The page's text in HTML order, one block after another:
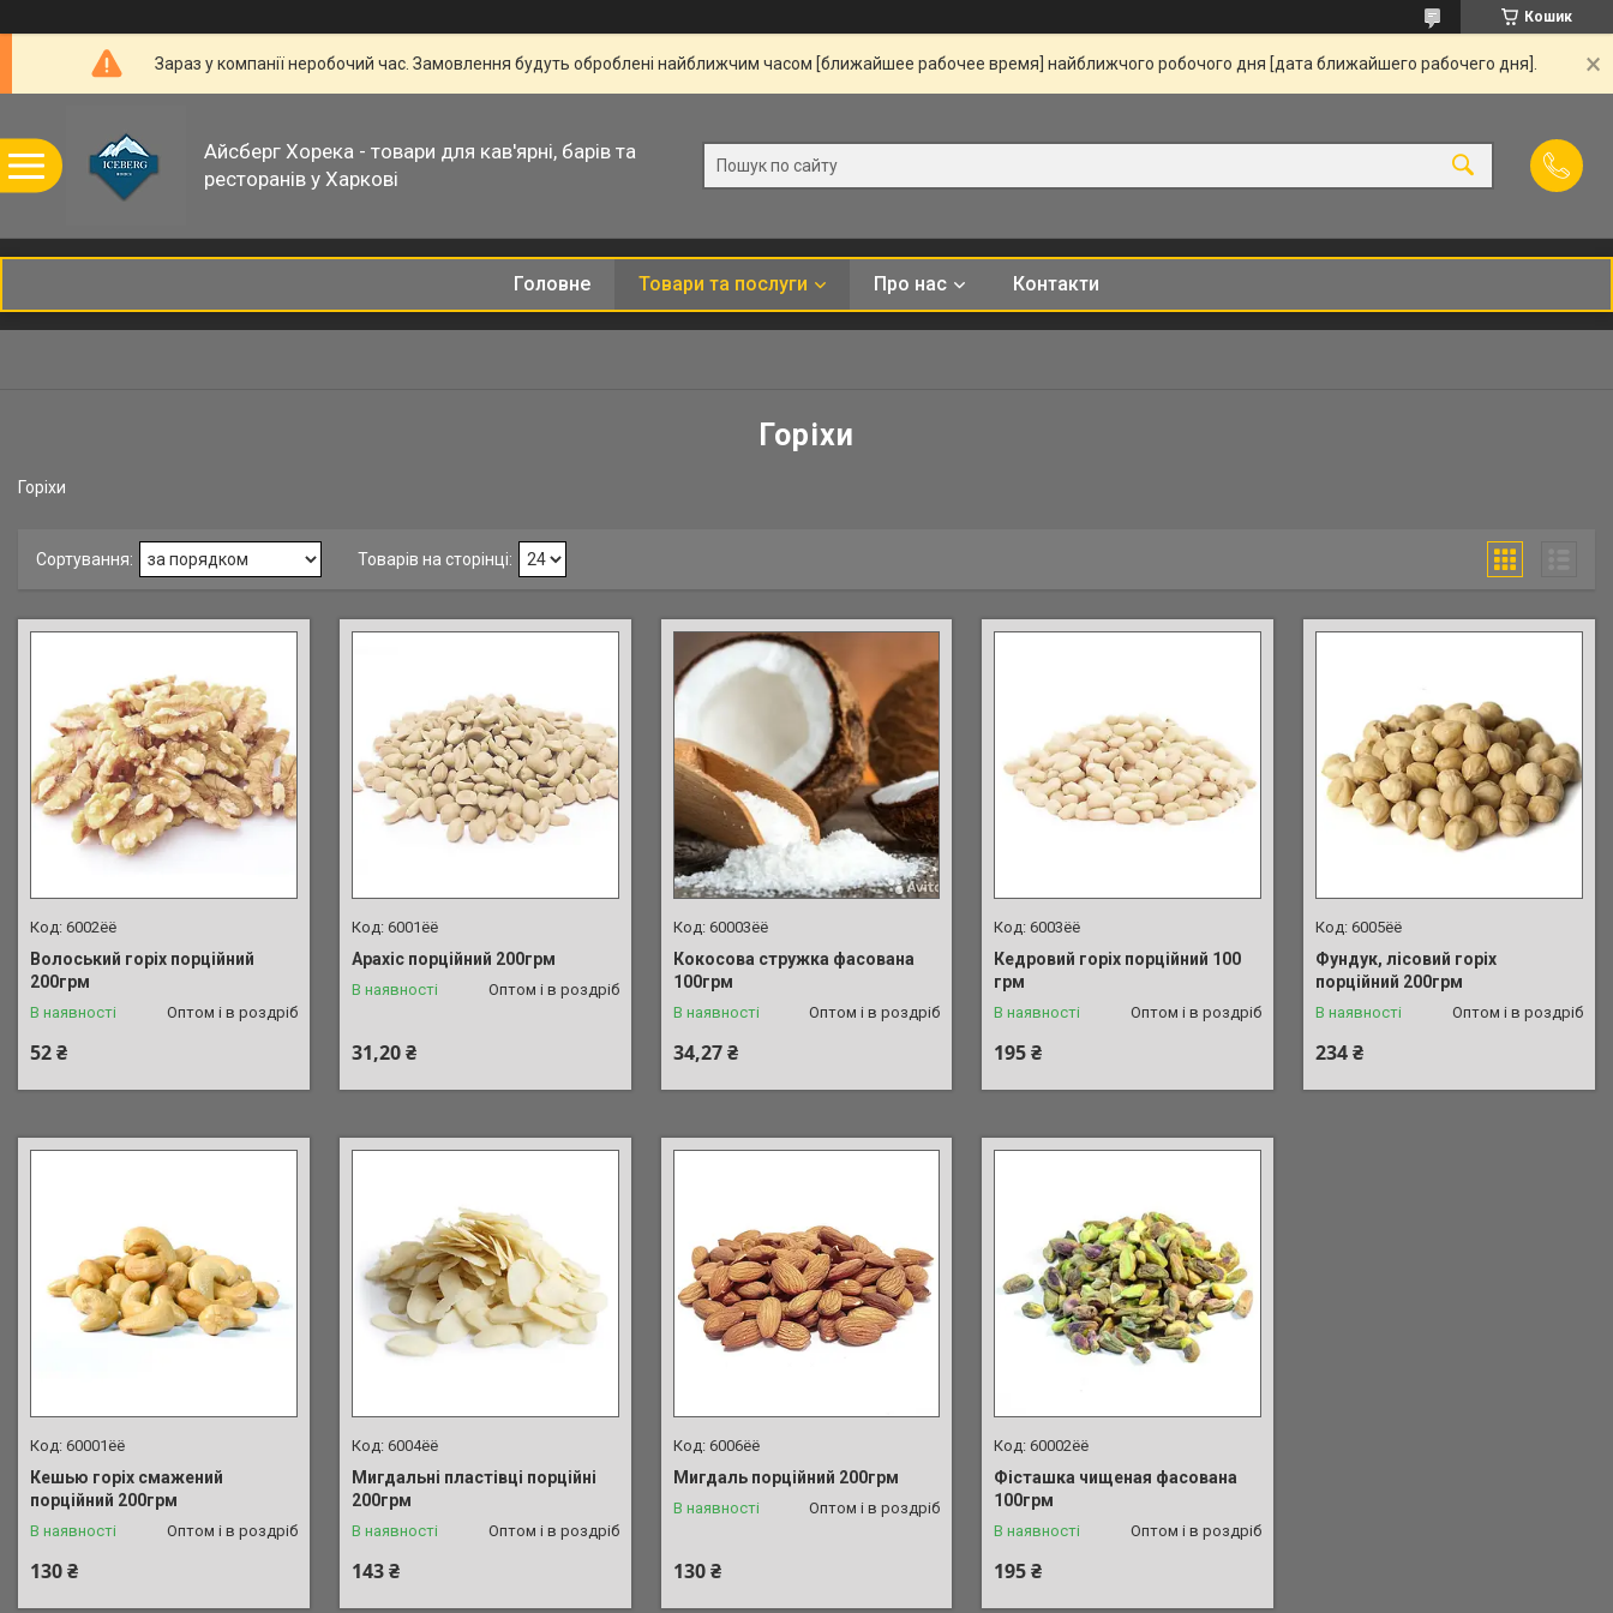
Кошик
Зараз у компанії неробочий час. Замовлення будуть оброблені найближчим часом [ближайшее рабочее время] найближчого робочого дня [дата ближайшего рабочего дня].
Айсберг Хорека - товари для кав'ярні, барів та
ресторанів у Харкові
Головне Товари та послуги Про нас Контакти
Горіхи
Горіхи
6002ёё
Волоський горіх порційний
200грм
В наявності Оптом і в роздріб
52 ₴
6001ёё
Арахіс порційний 200грм
В наявності Оптом і в роздріб
31,20 ₴
60003ёё
Кокосова стружка фасована
100грм
В наявності Оптом і в роздріб
34,27 ₴
6003ёё
Кедровий горіх порційний 100
грм
В наявності Оптом і в роздріб
195 ₴
6005ёё
Фундук, лісовий горіх
порційний 200грм
В наявності Оптом і в роздріб
234 ₴
60001ёё
Кешью горіх смажений
порційний 200грм
В наявності Оптом і в роздріб
130 ₴
6004ёё
Мигдальні пластівці порційні
200грм
В наявності Оптом і в роздріб
143 ₴
6006ёё
Мигдаль порційний 200грм
В наявності Оптом і в роздріб
130 ₴
60002ёё
Фісташка чищеная фасована
100грм
В наявності Оптом і в роздріб
195 ₴